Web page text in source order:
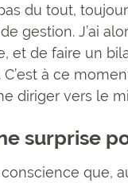
du tout,
gestion. J’ai
et de faire un
à ce
diriger vers le
surprise
conscience que,